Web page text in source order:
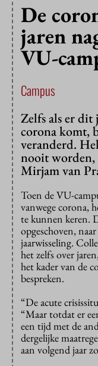
De
jaren
VU-
Campus
Zelfs als er dit
corona komt,
veranderd.
nooit worden,
Mirjam van
Toen de VU-
vanwege corona,
te kunnen keren.
opgeschoven,
jaarwisseling.
het zelfs over
het kader van de
bespreken.
“De acute
“Maar totdat er
een tijd met de
dergelijke
aan volgend jaar